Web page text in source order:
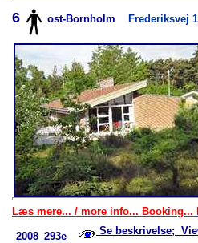
6 ost-Bornholm
Læs mere... / more info... Booking...
2008_293e Se beskrivelse;